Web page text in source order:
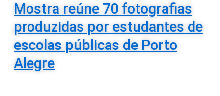
Mostra reúne 70 fotografias
produzidas por estudantes de
escolas públicas de Porto
Alegre